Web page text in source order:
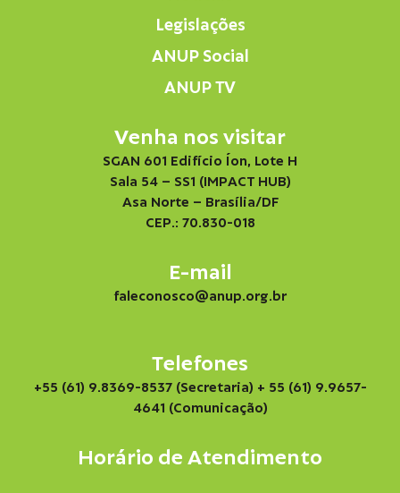
Legislações
ANUP Social
ANUP TV
Venha nos visitar
SGAN 601 Edifício Íon, Lote H
Sala 54 – SS1 (IMPACT HUB)
Asa Norte – Brasília/DF
CEP.: 70.830-018
E-mail
faleconosco@anup.org.br
Telefones
+55 (61) 9.8369-8537 (Secretaria) + 55 (61) 9.9657-
4641 (Comunicação)
Horário de Atendimento